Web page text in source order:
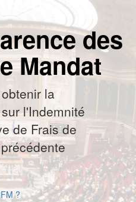
des
Mandat
la
l'Indemnité
de Frais de
?